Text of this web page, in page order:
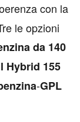
con la
le opzioni
da 140
Hybrid 155
-GPL